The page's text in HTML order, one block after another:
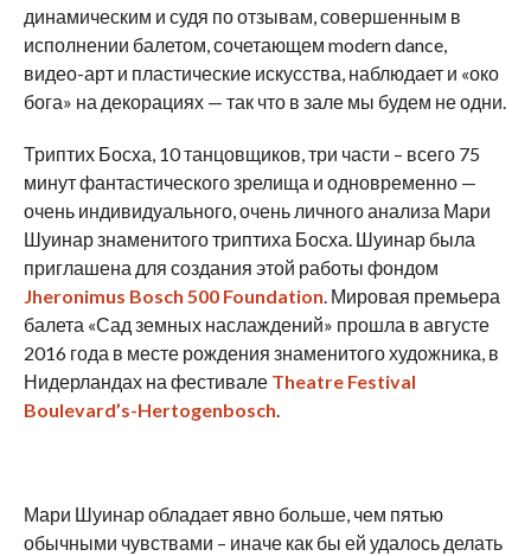
динамическим и судя по отзывам, совершенным в
исполнении балетом, сочетающем modern dance,
видео-арт и пластические искусства, наблюдает и «око
бога» на декорациях — так что в зале мы будем не одни.
Триптих Босха, 10 танцовщиков, три части – всего 75
минут фантастического зрелища и одновременно —
очень индивидуального, очень личного анализа Мари
Шуинар знаменитого триптиха Босха. Шуинар была
приглашена для создания этой работы фондом
Jheronimus Bosch 500 Foundation. Мировая премьера
балета «Сад земных наслаждений» прошла в августе
2016 года в месте рождения знаменитого художника, в
Нидерландах на фестивале Theatre Festival
Boulevard’s-Hertogenbosch.
Мари Шуинар обладает явно больше, чем пятью
обычными чувствами – иначе как бы ей удалось делать